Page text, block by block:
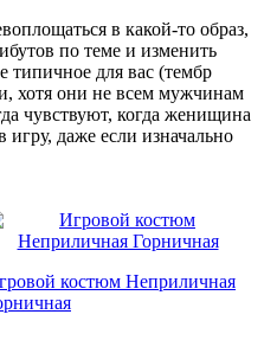
в какой-то образ,
по теме и изменить
типичное для вас (тембр
хотя они не всем мужчинам
чувствуют, когда женищина
игру, даже если изначально
костюм Неприличная